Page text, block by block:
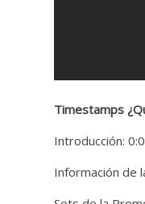
Timestamps
Introducción:
Información de